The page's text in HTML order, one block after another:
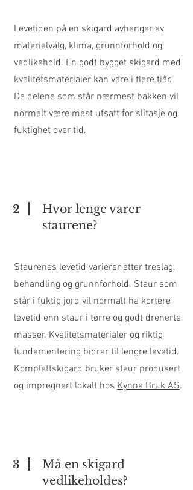
Levetiden på en skigard avhenger av
materialvalg, klima, grunnforhold og
vedlikehold. En godt bygget skigard med
kvalitetsmaterialer kan vare i flere tiår.
De delene som står nærmest bakken vil
normalt være mest utsatt for slitasje og
fuktighet over tid.
2
Hvor lenge varer
staurene?
Staurenes levetid varierer etter treslag,
behandling og grunnforhold. Staur som
står i fuktig jord vil normalt ha kortere
levetid enn staur i tørre og godt drenerte
masser. Kvalitetsmaterialer og riktig
fundamentering bidrar til lengre levetid.
Komplettskigard bruker staur produsert
og impregnert lokalt hos Kynna Bruk AS.
3
Må en skigard
vedlikeholdes?